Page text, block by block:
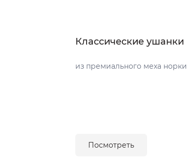
Классические ушанки
из премиального меха норки
Посмотреть